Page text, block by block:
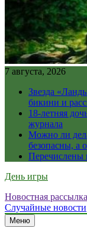
7 августа, 2026
Звезда
бикини и
18-летняя
журнала
Можно ли
безопасны, а
Перечислены
День игры
Новостная рассылка
Случайные новости
Меню